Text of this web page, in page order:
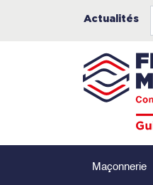
Actualités
Maçonnerie